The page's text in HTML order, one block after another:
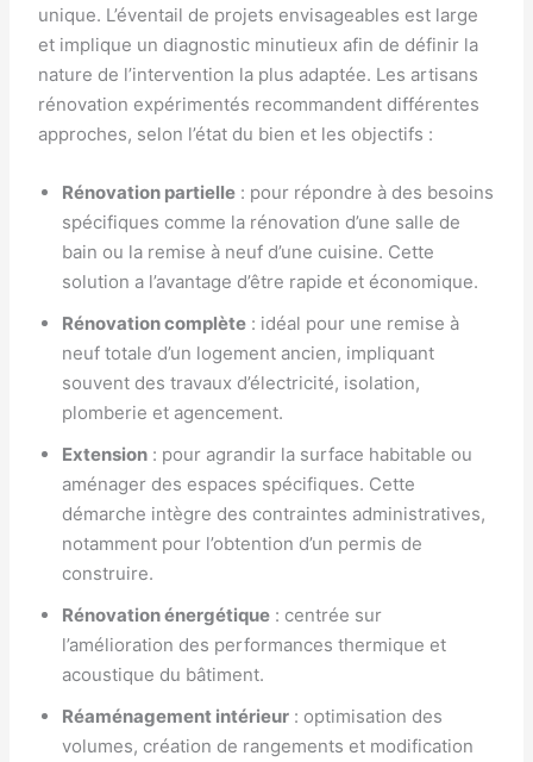
unique. L’éventail de projets envisageables est large
et implique un diagnostic minutieux afin de définir la
nature de l’intervention la plus adaptée. Les artisans
rénovation expérimentés recommandent différentes
approches, selon l’état du bien et les objectifs :
Rénovation partielle : pour répondre à des besoins
spécifiques comme la rénovation d’une salle de
bain ou la remise à neuf d’une cuisine. Cette
solution a l’avantage d’être rapide et économique.
Rénovation complète : idéal pour une remise à
neuf totale d’un logement ancien, impliquant
souvent des travaux d’électricité, isolation,
plomberie et agencement.
Extension : pour agrandir la surface habitable ou
aménager des espaces spécifiques. Cette
démarche intègre des contraintes administratives,
notamment pour l’obtention d’un permis de
construire.
Rénovation énergétique : centrée sur
l’amélioration des performances thermique et
acoustique du bâtiment.
Réaménagement intérieur : optimisation des
volumes, création de rangements et modification